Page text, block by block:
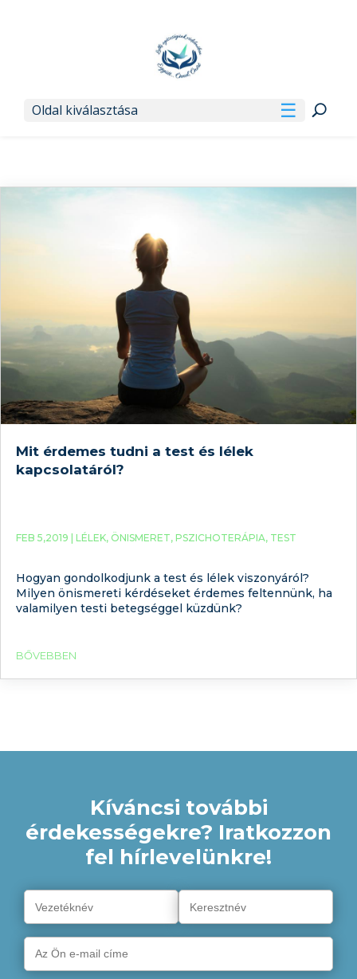
Oldal kiválasztása
Mit érdemes tudni a test és lélek
kapcsolatáról?
FEB 5,2019 | LÉLEK, ÖNISMERET, PSZICHOTERÁPIA, TEST
Hogyan gondolkodjunk a test és lélek viszonyáról?
Milyen önismereti kérdéseket érdemes feltennünk, ha
valamilyen testi betegséggel küzdünk?
BŐVEBBEN
Kíváncsi további
érdekességekre? Iratkozzon
fel hírlevelünkre!